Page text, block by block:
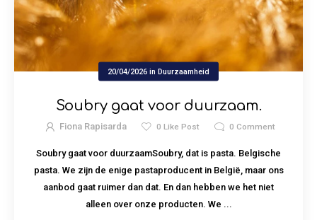
20/04/2026 in Duurzaamheid
Soubry gaat voor duurzaam.
Fiona Rapisarda 0 Like Post 0 Comment
Soubry gaat voor duurzaamSoubry, dat is pasta. Belgische
pasta. We zijn de enige pastaproducent in België, maar ons
aanbod gaat ruimer dan dat. En dan hebben we het niet
alleen over onze producten. We ...